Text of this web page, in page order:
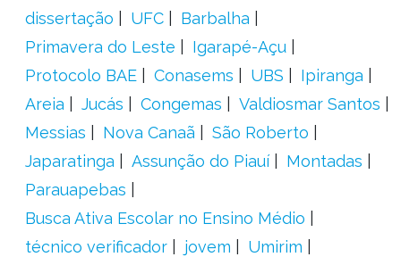
dissertação
UFC
Barbalha
Primavera do Leste
Igarapé-Açu
Protocolo BAE
Conasems UBS
Ipiranga
Areia
Jucás Congemas
Valdiosmar Santos
Messias
Nova Canaã
São Roberto
Japaratinga
Assunção do Piauí
Montadas
Parauapebas
Busca Ativa Escolar no Ensino Médio
técnico verificador
jovem
Umirim